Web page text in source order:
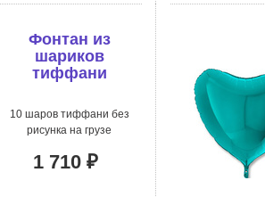
Фонтан из
шариков
тиффани
10 шаров тиффани без
рисунка на грузе
1 710 ₽